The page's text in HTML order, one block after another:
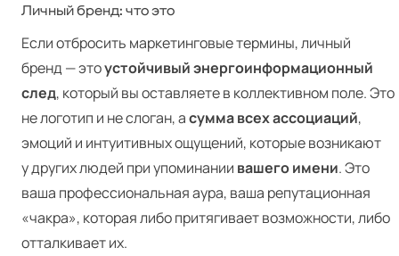
Личный бренд: что это
Если отбросить маркетинговые термины, личный
бренд — этоустойчивый энергоинформационный
след, который вы оставляете в коллективном поле. Это
не логотип и не слоган, асумма всех ассоциаций,
эмоций и интуитивных ощущений, которые возникают
у других людей при упоминании вашего имени. Это
ваша профессиональная аура, ваша репутационная
«чакра», которая либо притягивает возможности, либо
отталкивает их.